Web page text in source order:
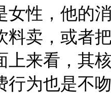
女性，他的
料卖，或者
上来看，其
行为也是不